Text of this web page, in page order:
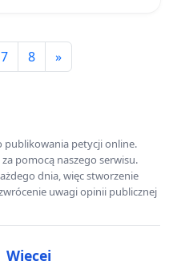
7 8 »
publikowania petycji online.
pomocą naszego serwisu.
dnia, więc stworzenie
uwagi opinii publicznej
Więcej